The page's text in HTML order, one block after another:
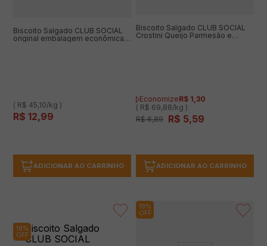
Biscoito Salgado CLUB SOCIAL
original embalagem econômica
( R$ 45,10/kg )
R$ 12,99
ADICIONAR AO CARRINHO
Biscoito Salgado CLUB SOCIAL
Crostini Queijo Parmesão e
EconomizeR$ 1,30
( R$ 69,88/kg )
R$ 6,89 R$ 5,59
ADICIONAR AO CARRINHO
19%
OFF
19%
OFF